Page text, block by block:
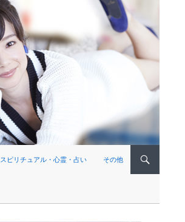
スピリチュアル・心霊・占い その他